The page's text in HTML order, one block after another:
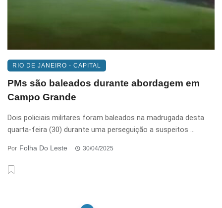
RIO DE JANEIRO - CAPITAL
PMs são baleados durante abordagem em
Campo Grande
Dois policiais militares foram baleados na madrugada desta
quarta-feira (30) durante uma perseguição a suspeitos ...
Por Folha Do Leste 30/04/2025